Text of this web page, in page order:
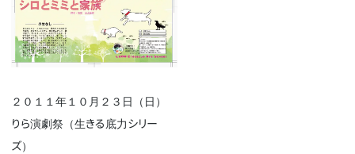
２０１１年１０月２３日（日）
りら演劇祭（生きる底力シリー
ズ）